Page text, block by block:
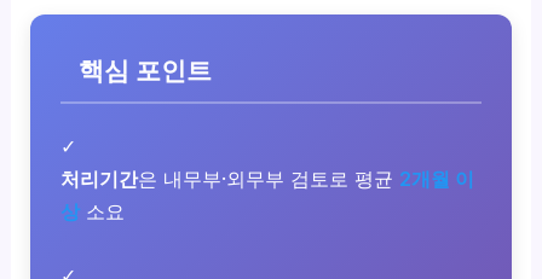
핵심 포인트
✓
처리기간은 내무부·외무부 검토로 평균 2개월 이
상 소요